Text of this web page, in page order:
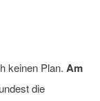
keinen Plan. Am
die